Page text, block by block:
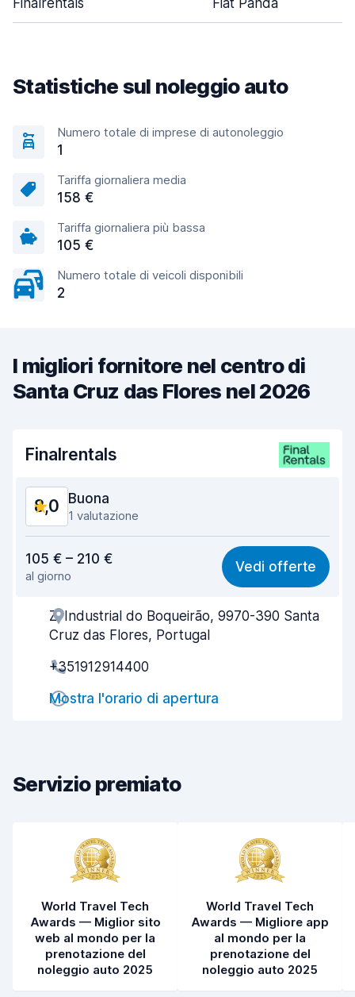
Finalrentals Fiat Panda
Statistiche sul noleggio auto
Numero totale di imprese di autonoleggio
1
Tariffa giornaliera media
158 €
Tariffa giornaliera più bassa
105 €
Numero totale di veicoli disponibili
2
I migliori fornitore nel centro di
Santa Cruz das Flores nel 2026
Finalrentals
8,0 Buona
1 valutazione
7,7
Facile da trovare 8,2
Gentilezza degli agenti 7,8
105 € – 210 €
al giorno
Vedi offerte
Z. Industrial do Boqueirão, 9970-390 Santa
Cruz das Flores, Portugal
+351912914400
Mostra l'orario di apertura
Servizio premiato
World Travel Tech
Awards — Miglior sito
web al mondo per la
prenotazione del
noleggio auto 2025
World Travel Tech
Awards — Migliore app
al mondo per la
prenotazione del
noleggio auto 2025